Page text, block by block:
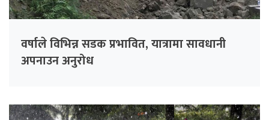
वर्षाले विभिन्न सडक प्रभावित, यात्रामा सावधानी
अपनाउन अनुरोध